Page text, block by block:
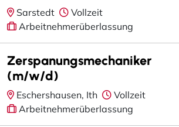
Sarstedt
Vollzeit
Arbeitnehmerüberlassung
Zerspanungsmechaniker
(m/w/d)
Eschershausen, Ith
Vollzeit
Arbeitnehmerüberlassung